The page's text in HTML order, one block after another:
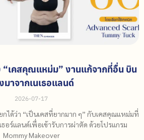
เคสคุณแหม่ม” งานแก้จากที่อื่น บิน
มาจากเนเธอแลนด์
2026-07-17
ได้ว่า “เป็นเคสที่ยากมาก ๆ” กับเคสคุณแหม่มที่
ธอร์แลนด์เพื่อเข้ารับการผ่าตัด ด้วยโปรแกรม
Mommy Makeover